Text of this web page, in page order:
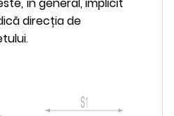
în general, implicit
direcția de